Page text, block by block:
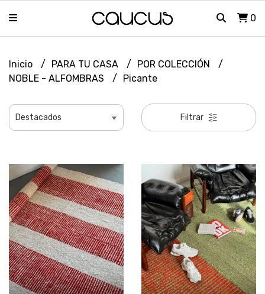
0
Inicio PARA TU CASA
POR COLECCIÓN
NOBLE - ALFOMBRAS
Picante
Filtrar